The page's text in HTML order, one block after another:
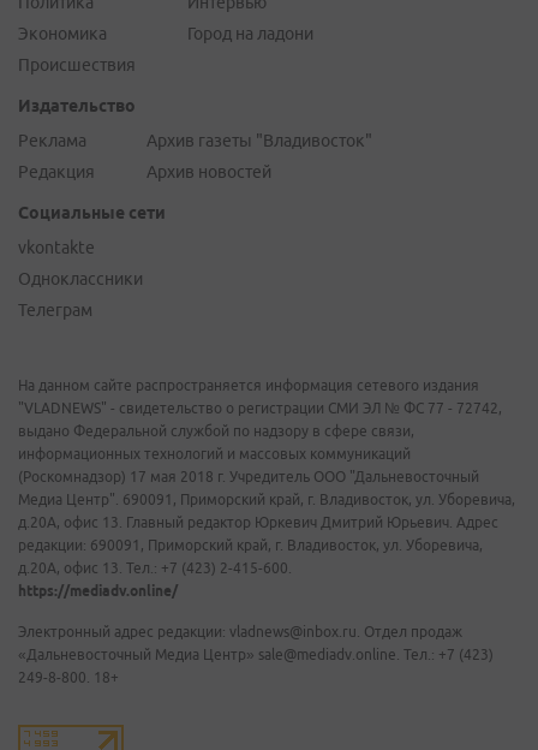
Экономика
Происшествия
Город на ладони
Издательство
Реклама
Редакция
Архив газеты "Владивосток"
Архив новостей
Социальные сети
vkontakte
Одноклассники
Телеграм
На данном сайте распространяется информация сетевого издания
"VLADNEWS" - свидетельство о регистрации СМИ ЭЛ № ФС 77 - 72742,
выдано Федеральной службой по надзору в сфере связи,
информационных технологий и массовых коммуникаций
(Роскомнадзор) 17 мая 2018 г. Учредитель ООО "Дальневосточный
Медиа Центр". 690091, Приморский край, г. Владивосток, ул. Уборевича,
д.20А, офис 13. Главный редактор Юркевич Дмитрий Юрьевич. Адрес
редакции: 690091, Приморский край, г. Владивосток, ул. Уборевича,
д.20А, офис 13. Тел.: +7 (423) 2-415-600.
https://mediadv.online/
Электронный адрес редакции: vladnews@inbox.ru. Отдел продаж
«Дальневосточный Медиа Центр» sale@mediadv.online. Тел.: +7 (423)
249-8-800. 18+